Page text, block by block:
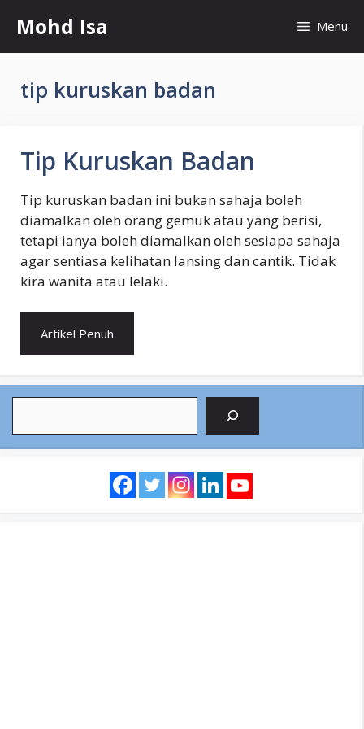
content
Mohd Isa Menu
tip kuruskan badan
Tip Kuruskan Badan
Tip kuruskan badan ini bukan sahaja boleh
diamalkan oleh orang gemuk atau yang berisi,
tetapi ianya boleh diamalkan oleh sesiapa sahaja
agar sentiasa kelihatan lansing dan cantik. Tidak
kira wanita atau lelaki.
Artikel Penuh